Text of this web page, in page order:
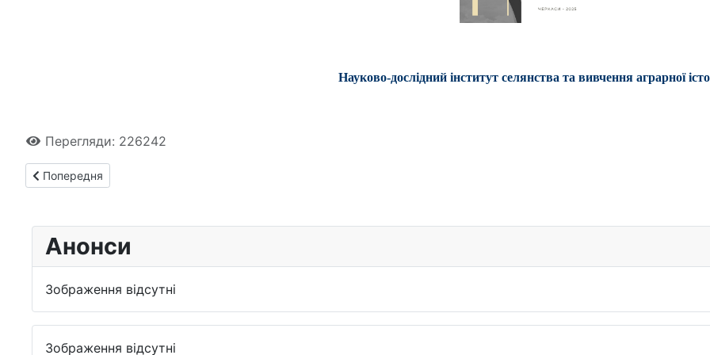
Науково-дослідний інститут селянства та вивчення аграрної
Перегляди: 226242
Попередня стаття: Науково-дослідний інститут селянства та вивчення аграрної історії отримав у подарунок книгу
Попередня
Анонси
Зображення відсутні
Зображення відсутні